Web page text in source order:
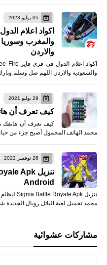
05 يوليو 2023
والمغرب وسوريا
والاردن
والسعودية والاردن اللهم صل وسلم
29 يوليو 2021
كيف تعرف أن
كيف تعرف أن هاتفك
محمد الهاتف المحمول أصبح جزء من
26 نوفمبر 2022
Android
محمد تحميل لعبة الباتل رويال الجديدة
مشاركات عشوائية